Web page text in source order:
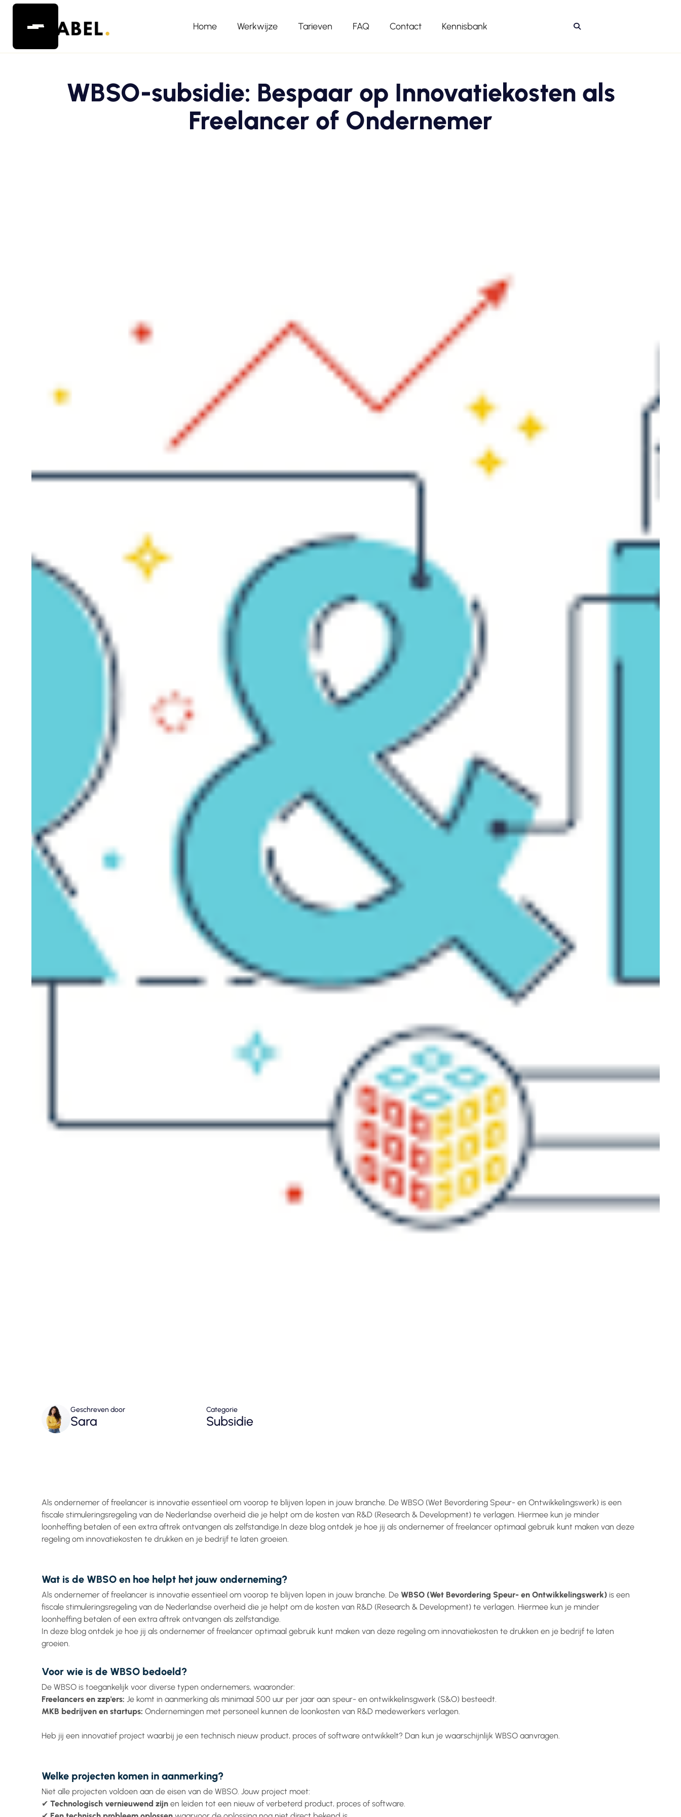
Home Werkwijze Tarieven FAQ Contact Kennisbank 
WBSO-subsidie: Bespaar op Innovatiekosten als
Freelancer of Ondernemer
Geschreven door
Sara
Categorie
Subsidie
Als ondernemer of freelancer is innovatie essentieel om voorop te blijven lopen in jouw branche. De WBSO (Wet Bevordering Speur- en Ontwikkelingswerk) is een
fiscale stimuleringsregeling van de Nederlandse overheid die je helpt om de kosten van R&D (Research & Development) te verlagen. Hiermee kun je minder
loonheffing betalen of een extra aftrek ontvangen als zelfstandige.In deze blog ontdek je hoe jij als ondernemer of freelancer optimaal gebruik kunt maken van deze
regeling om innovatiekosten te drukken en je bedrijf te laten groeien.
Wat is de WBSO en hoe helpt het jouw onderneming?
Als ondernemer of freelancer is innovatie essentieel om voorop te blijven lopen in jouw branche. De WBSO (Wet Bevordering Speur- en Ontwikkelingswerk) is een
fiscale stimuleringsregeling van de Nederlandse overheid die je helpt om de kosten van R&D (Research & Development) te verlagen. Hiermee kun je minder
loonheffing betalen of een extra aftrek ontvangen als zelfstandige.
In deze blog ontdek je hoe jij als ondernemer of freelancer optimaal gebruik kunt maken van deze regeling om innovatiekosten te drukken en je bedrijf te laten
groeien.
Voor wie is de WBSO bedoeld?
De WBSO is toegankelijk voor diverse typen ondernemers, waaronder:
Freelancers en zzp'ers: Je komt in aanmerking als minimaal 500 uur per jaar aan speur- en ontwikkelinsgwerk (S&O) besteedt.
MKB bedrijven en startups: Ondernemingen met personeel kunnen de loonkosten van R&D medewerkers verlagen.
Heb jij een innovatief project waarbij je een technisch nieuw product, proces of software ontwikkelt? Dan kun je waarschijnlijk WBSO aanvragen.
Welke projecten komen in aanmerking?
Niet alle projecten voldoen aan de eisen van de WBSO. Jouw project moet:
✔ Technologisch vernieuwend zijn en leiden tot een nieuw of verbeterd product, proces of software.